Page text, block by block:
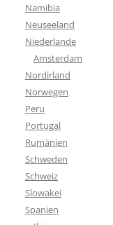
Namibia
Neuseeland
Niederlande
Amsterdam
Nordirland
Norwegen
Peru
Portugal
Rumänien
Schweden
Schweiz
Slowakei
Spanien